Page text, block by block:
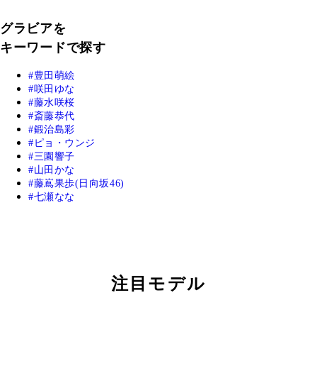
グラビアを
キーワードで探す
豊田萌絵
咲田ゆな
藤水咲桜
斎藤恭代
鍛治島彩
ピョ・ウンジ
三園響子
山田かな
藤嶌果歩(日向坂46)
七瀬なな
注目モデル